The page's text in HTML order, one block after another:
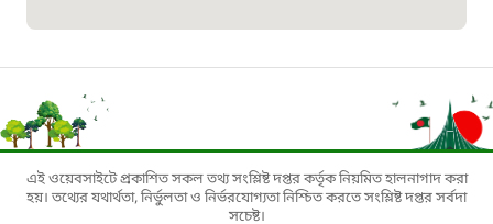
জরুরী অভ্যন্তরীণ নৌ-পরিবহন হটলাইন
১৬৪৪৫
পাসপোর্ট বাতায়ন হটলাইন
এই ওয়েবসাইটে প্রকাশিত সকল তথ্য সংশ্লিষ্ট দপ্তর কর্তৃক নিয়মিত হালনাগাদ করা
হয়। তথ্যের যথার্থতা, নির্ভুলতা ও নির্ভরযোগ্যতা নিশ্চিত করতে সংশ্লিষ্ট দপ্তর সর্বদা
সচেষ্ট।